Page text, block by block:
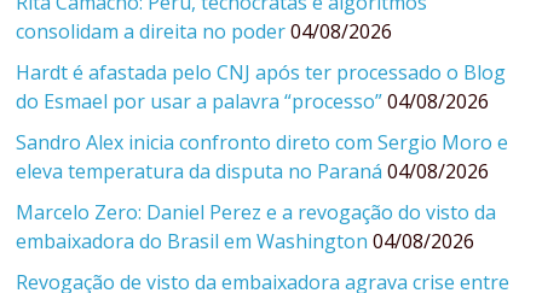
consolidam a direita no poder 04/08/2026
Hardt é afastada pelo CNJ após ter processado o Blog
do Esmael por usar a palavra “processo” 04/08/2026
Sandro Alex inicia confronto direto com Sergio Moro e
eleva temperatura da disputa no Paraná 04/08/2026
Marcelo Zero: Daniel Perez e a revogação do visto da
embaixadora do Brasil em Washington 04/08/2026
Revogação de visto da embaixadora agrava crise entre